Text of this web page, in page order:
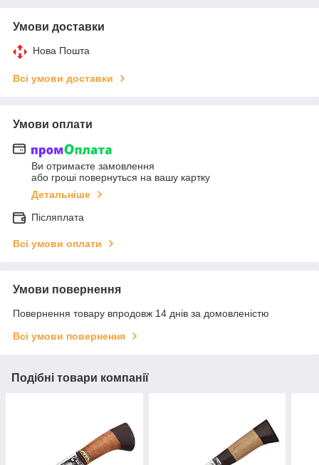
Умови доставки
Нова Пошта
Всі умови доставки
Умови оплати
Ви отримаєте замовлення
або гроші повернуться на вашу картку
Детальніше
Післяплата
Всі умови оплати
Умови повернення
Повернення товару впродовж 14 днів за домовленістю
Всі умови повернення
Подібні товари компанії